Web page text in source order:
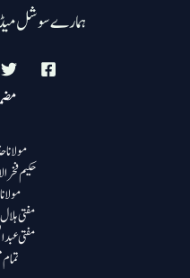
ہمارے سوشل
حکیم
مفتی
مفتی عبد